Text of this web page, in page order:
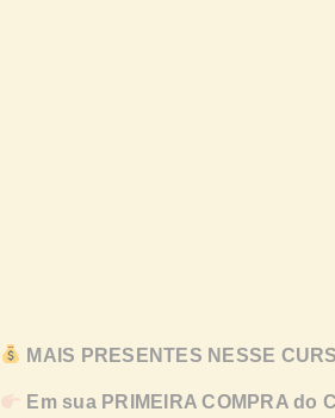
MAIS PRESENTES NESSE
Em sua PRIMEIRA COMPRA